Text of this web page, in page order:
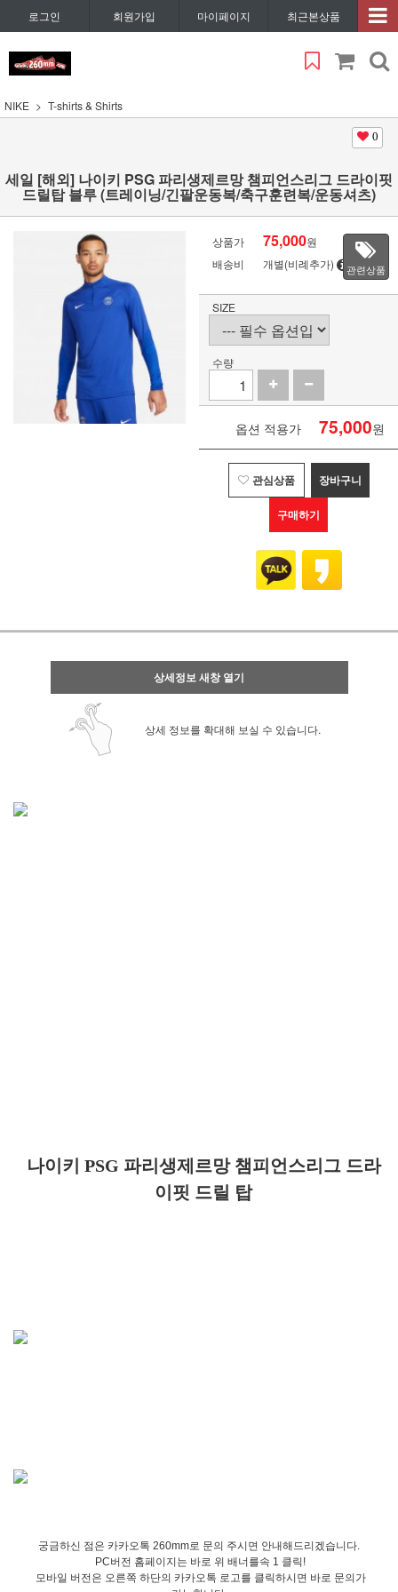
로그인 회원가입 마이페이지 최근본상품
NIKE T-shirts & Shirts
0
세일 [해외] 나이키 PSG 파리생제르망 챔피언스리그 드라이핏
드릴탑 블루 (트레이닝/긴팔운동복/축구훈련복/운동셔츠)
상품가 75,000원
배송비
개별(비례추가) 관련상품
SIZE
수량
옵션 적용가 75,000원
관심상품 장바구니
구매하기
상세정보 새창 열기
상세 정보를 확대해 보실 수 있습니다.
나이키 PSG 파리생제르망 챔피언스리그 드라
이핏 드릴 탑
궁금하신 점은 카카오톡 260mm로 문의 주시면 안내해드리겠습니다.
PC버전 홈페이지는 바로 위 배너를속 1 클릭!
모바일 버전은 오른쪽 하단의 카카오톡 로고를 클릭하시면 바로 문의가